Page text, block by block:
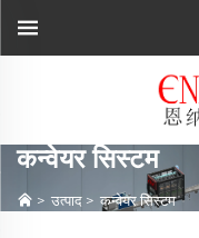
कन्वेयर सिस्टम
> उत्पाद > कन्वेयर सिस्टम